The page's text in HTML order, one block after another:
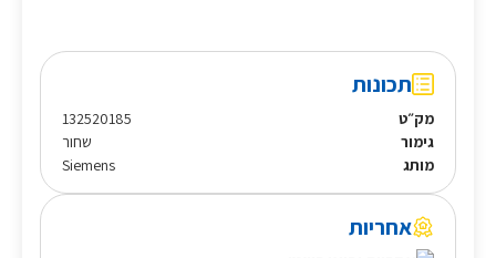
תכונות
מק״ט
132520185
גימור
שחור
מותג
Siemens
אחריות